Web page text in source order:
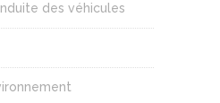
des véhicules